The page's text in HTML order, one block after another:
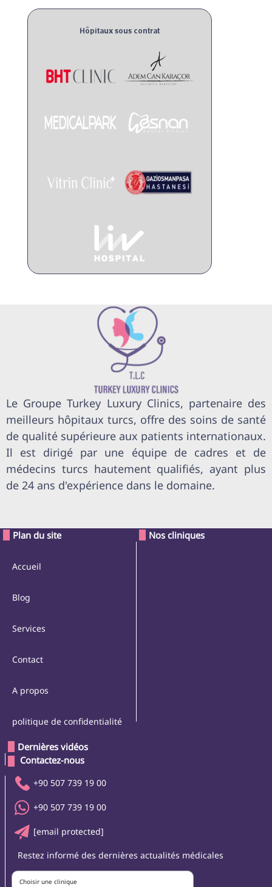
Hôpitaux sous contrat
Le Groupe Turkey Luxury Clinics, partenaire des
meilleurs hôpitaux turcs, offre des soins de santé
de qualité supérieure aux patients internationaux.
Il est dirigé par une équipe de cadres et de
médecins turcs hautement qualifiés, ayant plus
de 24 ans d'expérience dans le domaine.
Plan du site
Accueil
Blog
Services
Contact
A propos
politique de confidentialité
Nos cliniques
Dernières vidéos
Contactez-nous
+90 507 739 19 00
+90 507 739 19 00
[email protected]
Restez informé des dernières actualités médicales
Choisir une clinique